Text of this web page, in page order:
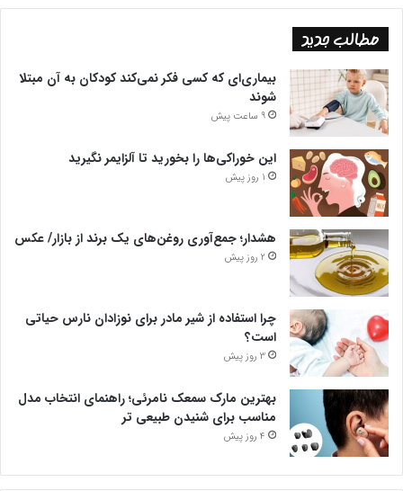
مطالب جدید
بیماری‌ای که کسی فکر نمی‌کند کودکان به آن مبتلا
شوند
9 ساعت پیش
این خوراکی‌ها را بخورید تا آلزایمر نگیرید
1 روز پیش
هشدار؛ جمع‌آوری روغن‌های یک برند از بازار/ عکس
2 روز پیش
چرا استفاده از شیر مادر برای نوزادان نارس حیاتی
است؟
3 روز پیش
بهترین مارک سمعک نامرئی؛ راهنمای انتخاب مدل
مناسب برای شنیدن طبیعی تر
4 روز پیش